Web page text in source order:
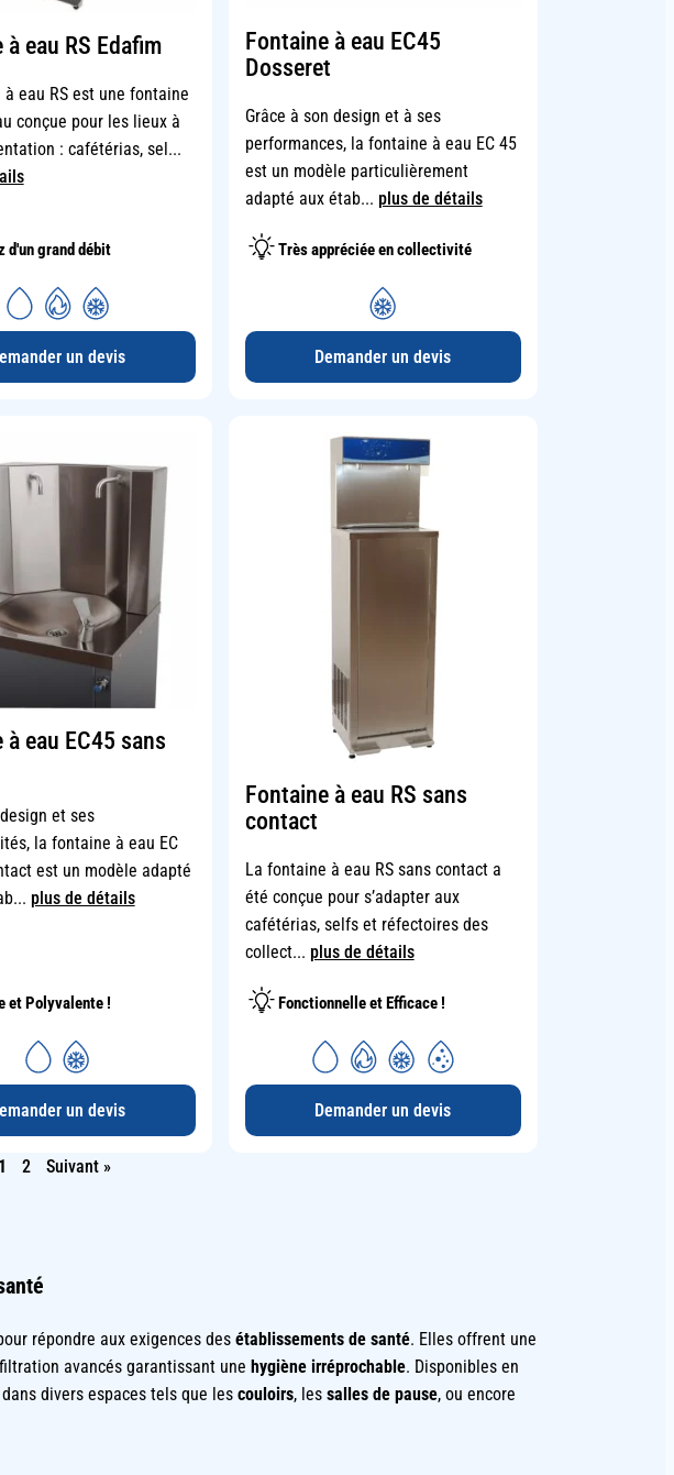
eau RS Edafim
eau RS est une fontaine
conçue pour les lieux à
: cafétérias, sel...
d'un grand débit
un devis
Fontaine à eau EC45
Dosseret
Grâce à son design et à ses
performances, la fontaine à eau EC 45
est un modèle particulièrement
adapté aux étab... plus de détails
Très appréciée en collectivité
Demander un devis
à eau EC45 sans
et ses
la fontaine à eau EC
est un modèle adapté
plus de détails
et Polyvalente !
un devis
Fontaine à eau RS sans
contact
La fontaine à eau RS sans contact a
été conçue pour s’adapter aux
cafétérias, selfs et réfectoires des
collect... plus de détails
Fonctionnelle et Efficace !
Demander un devis
1 2 Suivant »
répondre aux exigences des établissements de santé. Elles offrent une
avancés garantissant une hygiène irréprochable. Disponibles en
divers espaces tels que les couloirs, les salles de pause, ou encore